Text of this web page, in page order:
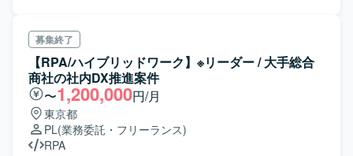
募集終了
【RPA/ハイブリッドワーク】※リーダー / 大手総合
商社の社内DX推進案件
〜1,200,000円/月
東京都
PL(業務委託・フリーランス)
RPA